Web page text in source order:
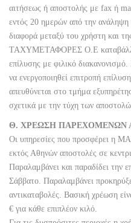
αιτήσεως ή αποστολής με fax ή
εντός 20 ημερών από την ανάληψη
διαφορά μεταξύ του χρήστη και
ΤΑΧΥΜΕΤΑΦΟΡΕΣ Ο.Ε
επίλυσης με φιλικό
να ενεργοποιηθεί επιτροπή
απευθύνεται στο τμήμα
σχετικά με την τύχη των
Θ. ΧΡΕΩΣΗ ΠΑΡΕΧΟΜΕΝΩΝ
Οι υπηρεσίες που προσφέρει η
εκτός Αθηνών αποστολές σε
Παραλαμβάνει και παραδίδει την
Σάββατο. Παραλαμβάνει
αντικαταβολές. Βασική χρέωση
€ για κάθε επιπλέον κιλό.